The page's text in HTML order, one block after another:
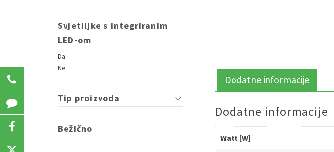
Dodatne informacije
Dodatne informacije
Watt [W]
Svjetiljke s integriranim
LED-om
Da
Ne
Tip proizvoda
Bežično